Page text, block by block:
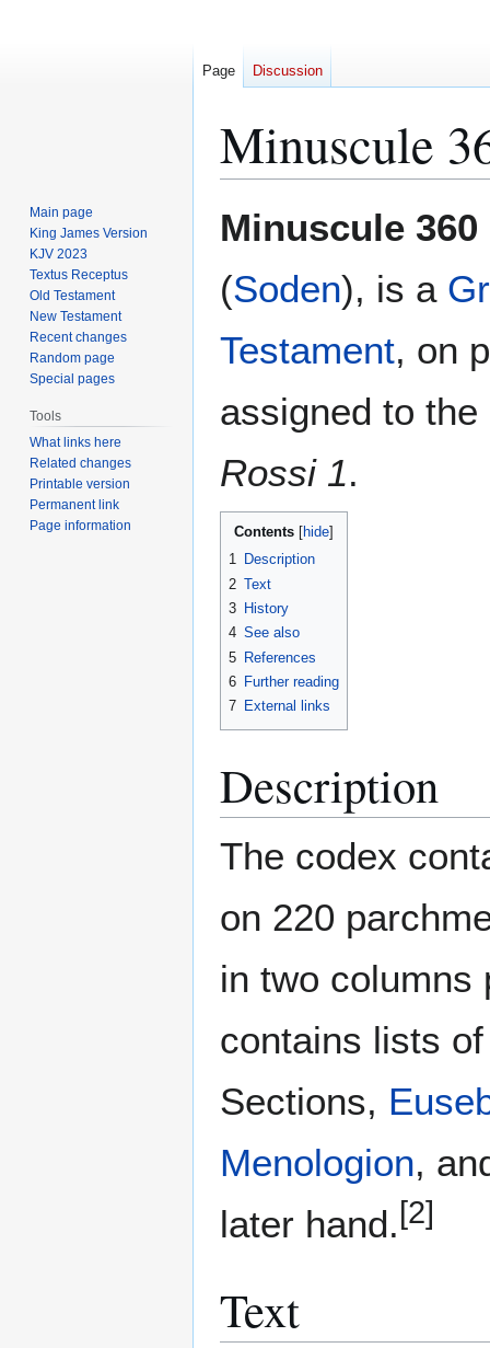
Minuscule
toto
Minuscule 360
(Soden), is a
Testament, on
assigned to the
Rossi 1.
Contents
1 Description
2 Text
3 History
4 See also
5 References
6 Further reading
7 External links
Description
The codex
on 220
in two columns
contains lists of
Sections,
Menologion,
later hand. [2]
Text
Page Discussion
Main page
King James Version
KJV 2023
Textus Receptus
Old Testament
New Testament
Recent changes
Random page
Special pages
Tools
What links here
Related changes
Printable version
Permanent link
Page information